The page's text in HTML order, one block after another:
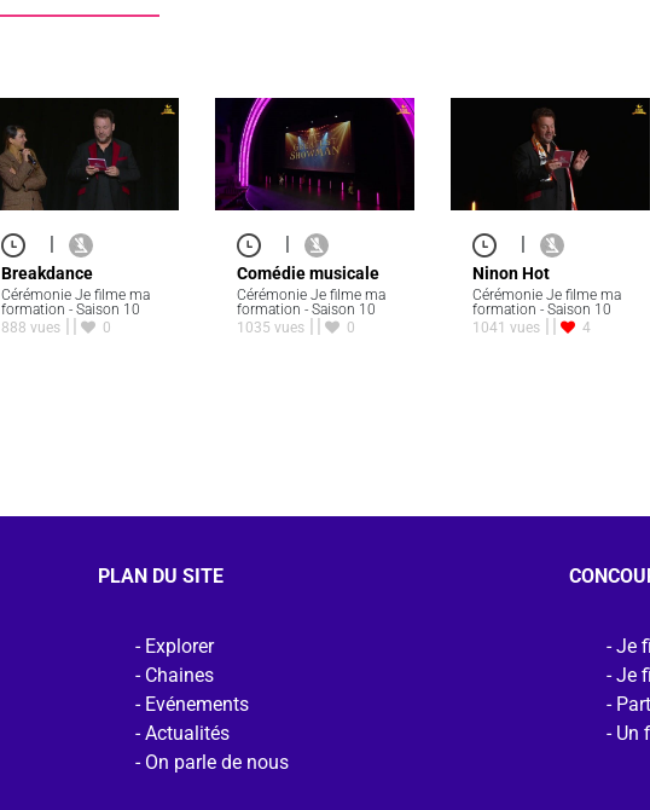
Breakdance
Cérémonie Je filme ma
formation - Saison 10
888 vues
0
Comédie musicale
Cérémonie Je filme ma
formation - Saison 10
1035 vues
0
Ninon Hot
Cérémonie Je filme ma
formation - Saison 10
1041 vues
4
PLAN DU SITE
Explorer
Chaines
Evénements
Actualités
On parle de nous
Je
Je
Un